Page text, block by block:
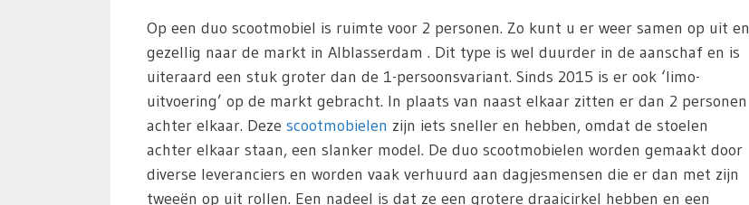
Op een duo scootmobiel is ruimte voor 2 personen. Zo kunt u er weer samen op uit en
gezellig naar de markt in Alblasserdam . Dit type is wel duurder in de aanschaf en is
uiteraard een stuk groter dan de 1-persoonsvariant. Sinds 2015 is er ook ‘limo-
uitvoering’ op de markt gebracht. In plaats van naast elkaar zitten er dan 2 personen
achter elkaar. Deze scootmobielen zijn iets sneller en hebben, omdat de stoelen
achter elkaar staan, een slanker model. De duo scootmobielen worden gemaakt door
diverse leveranciers en worden vaak verhuurd aan dagjesmensen die er dan met zijn
tweeën op uit rollen. Een nadeel is dat ze een grotere draaicirkel hebben en een